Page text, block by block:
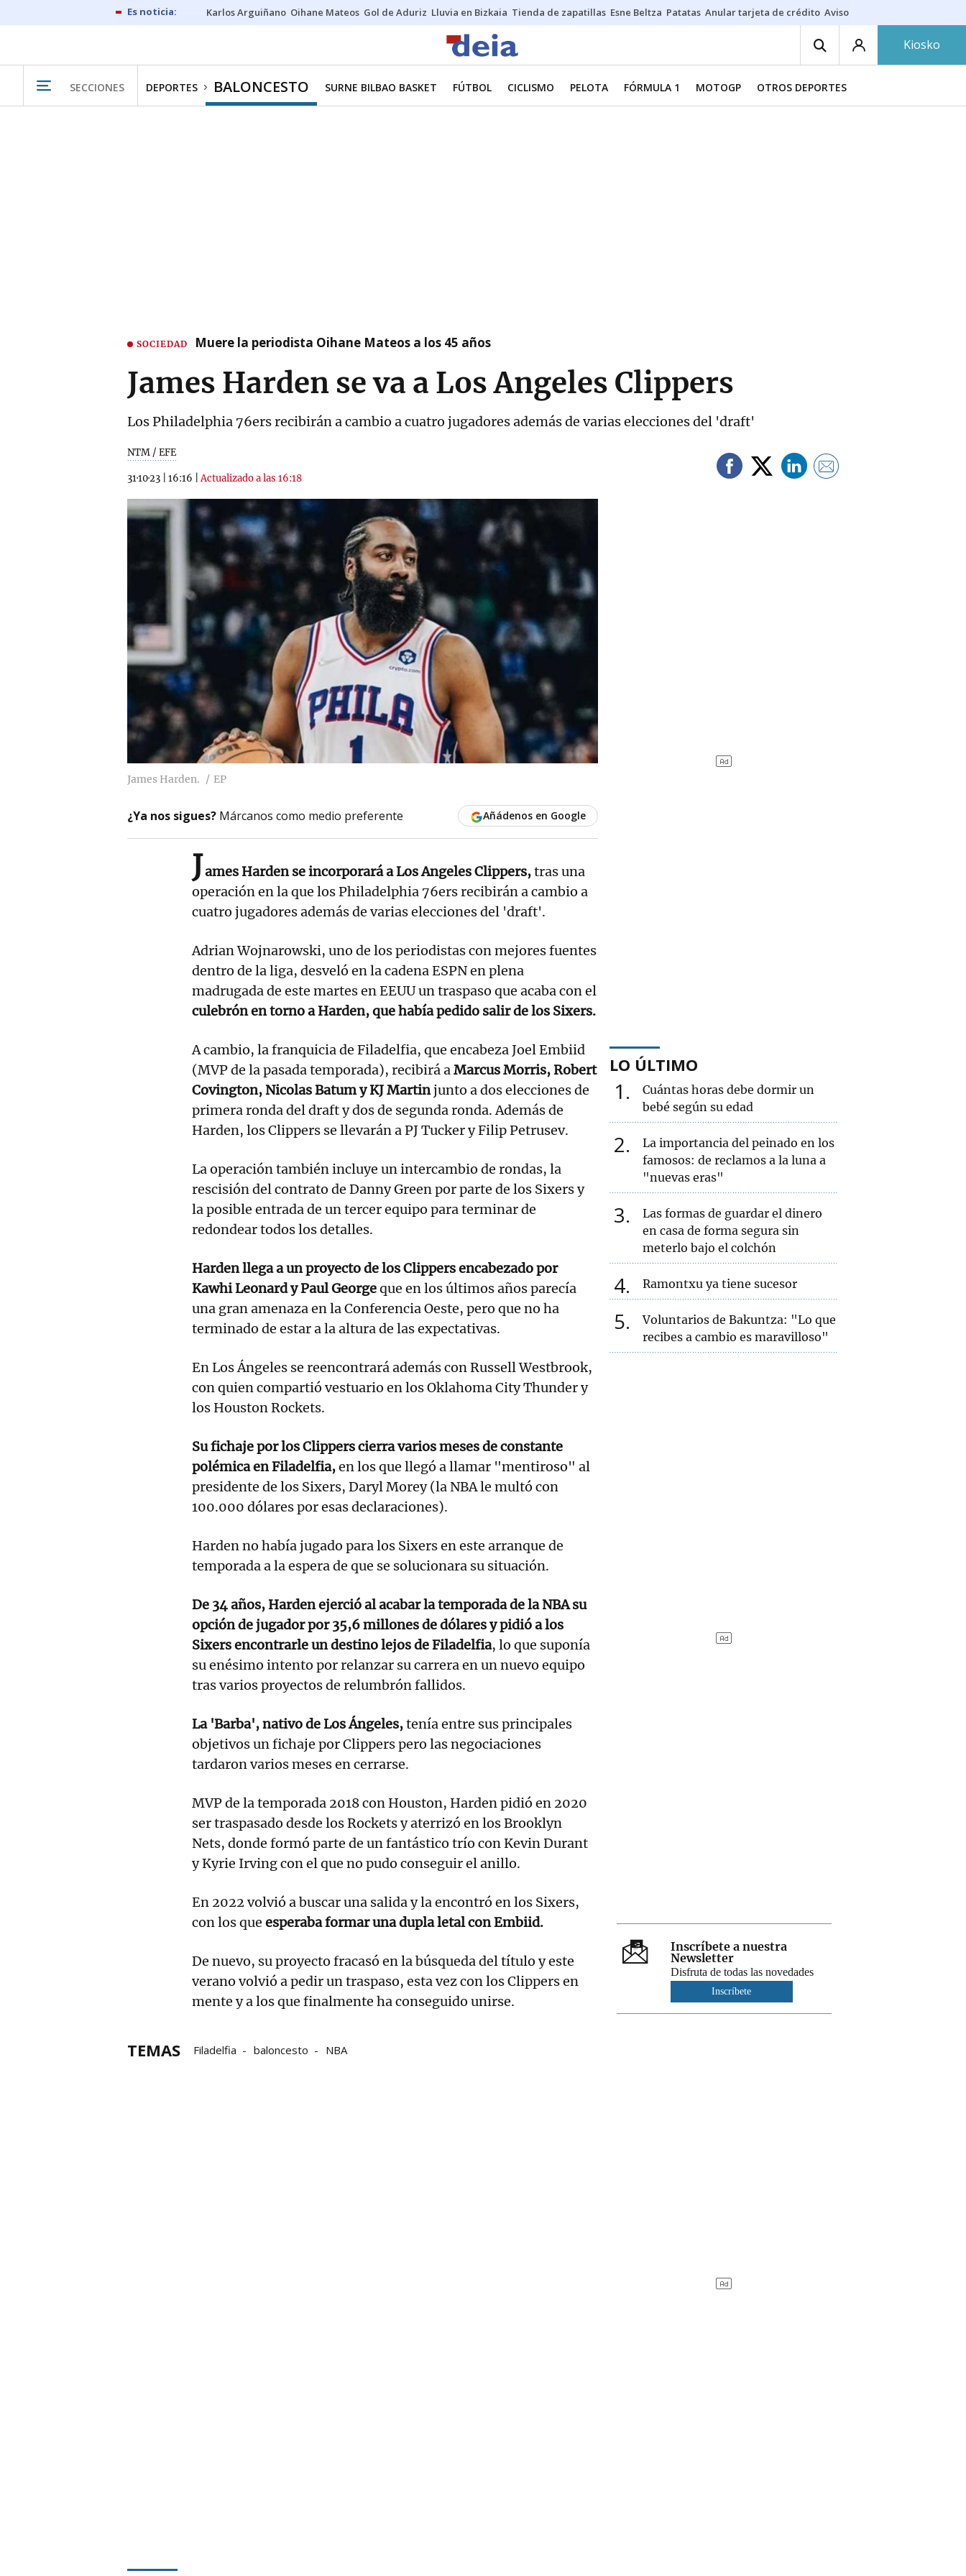
Karlos Arguiñano Oihane Mateos Gol de Aduriz Lluvia en Bizkaia Tienda de zapatillas Esne Beltza Patatas Anular tarjeta de crédito Aviso amarillo
Kiosko
SECCIONES DEPORTES BALONCESTO SURNE BILBAO BASKET FÚTBOL CICLISMO PELOTA FÓRMULA 1 MOTOGP OTROS DEPORTES
SOCIEDAD Muere la periodista Oihane Mateos a los 45 años
James Harden se va a Los Angeles Clippers
Los Philadelphia 76ers recibirán a cambio a cuatro jugadores además de varias elecciones del 'draft'
NTM / EFE
31·10·23 16:16 |Actualizado a las 16:18
James Harden. EP
¿Ya nos sigues? Márcanos como medio preferente Añádenos en Google
James Harden se incorporará a Los Angeles Clippers,tras una
operación en la que los Philadelphia 76ers recibirán a cambio a
cuatro jugadores además de varias elecciones del 'draft'.
Adrian Wojnarowski, uno de los periodistas con mejores fuentes
dentro de la liga, desveló en la cadena ESPN en plena
madrugada de este martes en EEUU un traspaso que acaba con el
culebrón en torno a Harden, que había pedido salir de los Sixers.
A cambio, la franquicia de Filadelfia, que encabeza Joel Embiid
(MVP de la pasada temporada), recibirá aMarcus Morris, Robert
Covington, Nicolas Batum y KJ Martinjunto a dos elecciones de
primera ronda del draft y dos de segunda ronda. Además de
Harden, los Clippers se llevarán a PJ Tucker y Filip Petrusev.
La operación también incluye un intercambio de rondas, la
rescisión del contrato de Danny Green por parte de los Sixers y
la posible entrada de un tercer equipo para terminar de
redondear todos los detalles.
Harden llega a un proyecto de los Clippers encabezado por
Kawhi Leonard y Paul Georgeque en los últimos años parecía
una gran amenaza en la Conferencia Oeste, pero que no ha
terminado de estar a la altura de las expectativas.
En Los Ángeles se reencontrará además con Russell Westbrook,
con quien compartió vestuario en los Oklahoma City Thunder y
los Houston Rockets.
Su fichaje por los Clippers cierra varios meses de constante
polémica en Filadelfia,en los que llegó a llamar "mentiroso" al
presidente de los Sixers, Daryl Morey (la NBA le multó con
100.000 dólares por esas declaraciones).
Harden no había jugado para los Sixers en este arranque de
temporada a la espera de que se solucionara su situación.
De 34 años, Harden ejerció al acabar la temporada de la NBA su
opción de jugador por 35,6 millones de dólares y pidió a los
Sixers encontrarle un destino lejos de Filadelfia, lo que suponía
su enésimo intento por relanzar su carrera en un nuevo equipo
tras varios proyectos de relumbrón fallidos.
La 'Barba', nativo de Los Ángeles,tenía entre sus principales
objetivos un fichaje por Clippers pero las negociaciones
tardaron varios meses en cerrarse.
MVP de la temporada 2018 con Houston, Harden pidió en 2020
ser traspasado desde los Rockets y aterrizó en los Brooklyn
Nets, donde formó parte de un fantástico trío con Kevin Durant
y Kyrie Irving con el que no pudo conseguir el anillo.
En 2022 volvió a buscar una salida y la encontró en los Sixers,
con los que esperaba formar una dupla letal con Embiid.
De nuevo, su proyecto fracasó en la búsqueda del título y este
verano volvió a pedir un traspaso, esta vez con los Clippers en
mente y a los que finalmente ha conseguido unirse.
TEMAS Filadelfia baloncesto NBA
LO ÚLTIMO
1
Cuántas horas debe dormir un
bebé según su edad
2
La importancia del peinado en los
famosos: de reclamos a la luna a
"nuevas eras"
3
Las formas de guardar el dinero
en casa de forma segura sin
meterlo bajo el colchón
4 Ramontxu ya tiene sucesor
5
Voluntarios de Bakuntza: "Lo que
recibes a cambio es maravilloso"
Inscríbete a nuestra
Newsletter
Disfruta de todas las novedades
Inscríbete